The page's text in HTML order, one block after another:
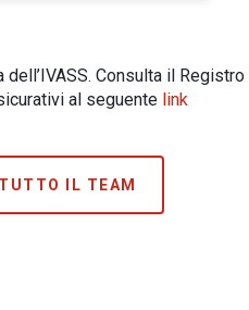
Consulta il
al seguente link
IL TEAM